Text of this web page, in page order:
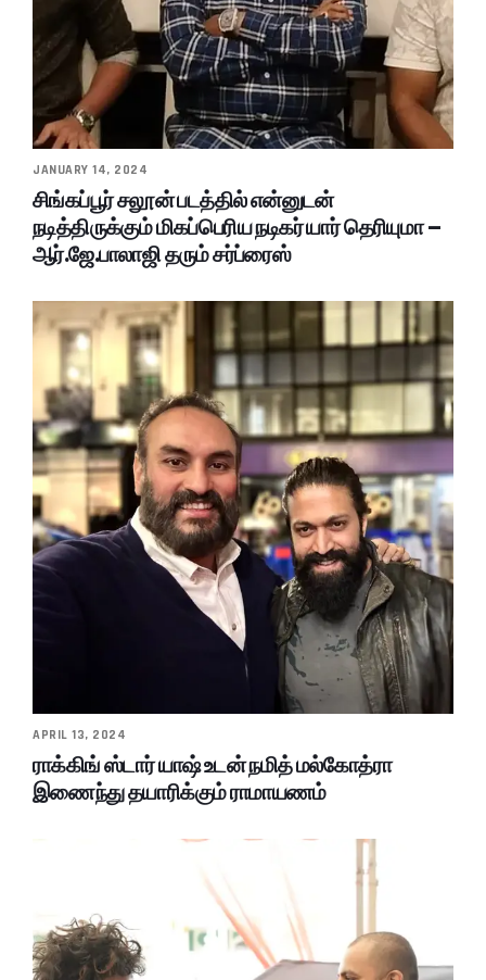
JANUARY 14, 2024
சிங்கப்பூர் சலூன் படத்தில் என்னுடன்
நடித்திருக்கும் மிகப்பெரிய நடிகர் யார் தெரியுமா –
ஆர்.ஜே.பாலாஜி தரும் சர்ப்ரைஸ்
APRIL 13, 2024
ராக்கிங் ஸ்டார் யாஷ் உடன் நமித் மல்கோத்ரா
இணைந்து தயாரிக்கும் ராமாயணம்